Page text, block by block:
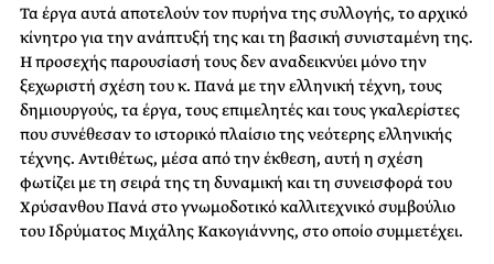
Τα έργα αυτά αποτελούν τον πυρήνα της συλλογής, το αρχικό
κίνητρο για την ανάπτυξή της και τη βασική συνισταμένη της.
Η προσεχής παρουσίασή τους δεν αναδεικνύει μόνο την
ξεχωριστή σχέση του κ. Πανά με την ελληνική τέχνη, τους
δημιουργούς, τα έργα, τους επιμελητές και τους γκαλερίστες
που συνέθεσαν το ιστορικό πλαίσιο της νεότερης ελληνικής
τέχνης. Αντιθέτως, μέσα από την έκθεση, αυτή η σχέση
φωτίζει με τη σειρά της τη δυναμική και τη συνεισφορά του
Χρύσανθου Πανά στο γνωμοδοτικό καλλιτεχνικό συμβούλιο
του Ιδρύματος Μιχάλης Κακογιάννης, στο οποίο συμμετέχει.